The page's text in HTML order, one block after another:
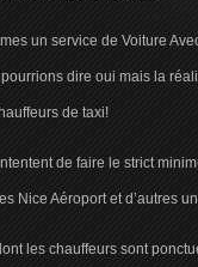
un service de Voiture
dire oui mais la
de taxi!
de faire le strict
Nice Aéroport et d’autres
les chauffeurs sont